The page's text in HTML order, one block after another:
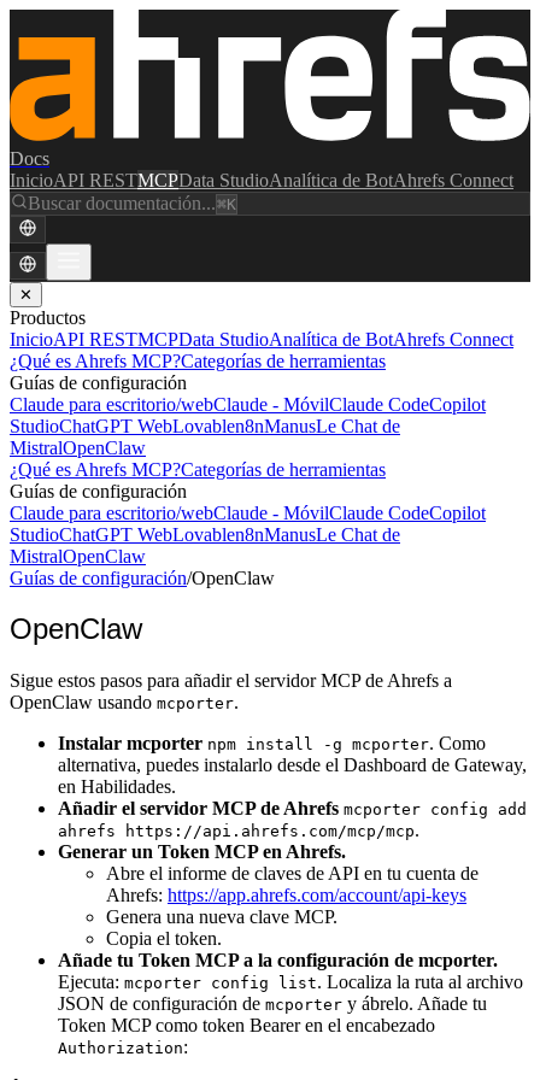
Docs
InicioAPI RESTMCPData StudioAnalítica de BotAhrefs Connect
Buscar documentación...⌘K
✕
Productos
InicioAPI RESTMCPData StudioAnalítica de BotAhrefs Connect
¿Qué es Ahrefs MCP?Categorías de herramientas
Guías de configuración
Claude para escritorio/webClaude - MóvilClaude CodeCopilot
StudioChatGPT WebLovablen8nManusLe Chat de
MistralOpenClaw
¿Qué es Ahrefs MCP?Categorías de herramientas
Guías de configuración
Claude para escritorio/webClaude - MóvilClaude CodeCopilot
StudioChatGPT WebLovablen8nManusLe Chat de
MistralOpenClaw
Guías de configuración/OpenClaw
OpenClaw
Sigue estos pasos para añadir el servidor MCP de Ahrefs a
OpenClaw usando mcporter.
Instalar mcporter npm install -g mcporter. Como
alternativa, puedes instalarlo desde el Dashboard de Gateway,
en Habilidades.
Añadir el servidor MCP de Ahrefs mcporter config add
ahrefs https://api.ahrefs.com/mcp/mcp.
Generar un Token MCP en Ahrefs.
Abre el informe de claves de API en tu cuenta de
Ahrefs: https://app.ahrefs.com/account/api-keys
Genera una nueva clave MCP.
Copia el token.
Añade tu Token MCP a la configuración de mcporter.
Ejecuta: mcporter config list. Localiza la ruta al archivo
JSON de configuración de mcporter y ábrelo. Añade tu
Token MCP como token Bearer en el encabezado
Authorization: